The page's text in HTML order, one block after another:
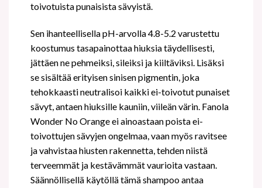
toivotuista punaisista sävyistä.
Sen ihanteellisella pH-arvolla 4.8-5.2 varustettu
koostumus tasapainottaa hiuksia täydellisesti,
jättäen ne pehmeiksi, sileiksi ja kiiltäviksi. Lisäksi
se sisältää erityisen sinisen pigmentin, joka
tehokkaasti neutralisoi kaikki ei-toivotut punaiset
sävyt, antaen hiuksille kauniin, viileän värin. Fanola
Wonder No Orange ei ainoastaan poista ei-
toivottujen sävyjen ongelmaa, vaan myös ravitsee
ja vahvistaa hiusten rakennetta, tehden niistä
terveemmät ja kestävämmät vaurioita vastaan.
Säännöllisellä käytöllä tämä shampoo antaa